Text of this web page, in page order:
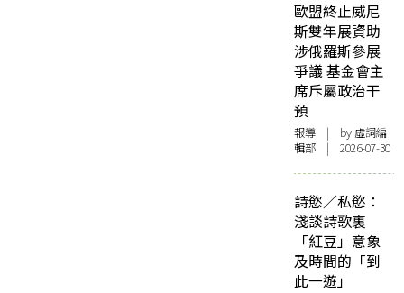
歐盟終止威尼
斯雙年展資助
涉俄羅斯參展
爭議 基金會主
席斥屬政治干
預
報導 | by 虛詞編
輯部 | 2026-07-30
詩慾／私慾：
淺談詩歌裏
「紅豆」意象
及時間的「到
此一遊」